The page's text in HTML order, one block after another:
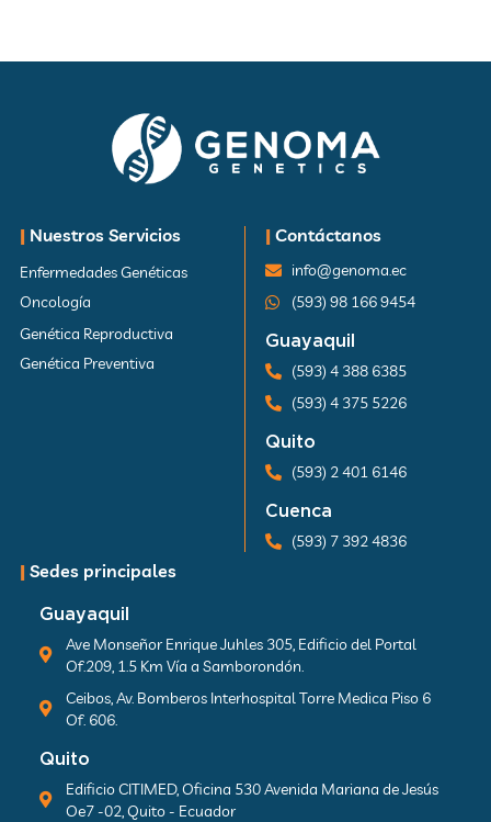
| Nuestros Servicios
Enfermedades Genéticas
Oncología
Genética Reproductiva
Genética Preventiva
| Contáctanos
info@genoma.ec
(593) 98 166 9454
Guayaquil
(593) 4 388 6385
(593) 4 375 5226
Quito
(593) 2 401 6146
Cuenca
(593) 7 392 4836
| Sedes principales
Guayaquil
Ave Monseñor Enrique Juhles 305, Edificio del Portal
Of.209, 1.5 Km Vía a Samborondón.
Ceibos, Av. Bomberos Interhospital Torre Medica Piso 6
Of. 606.
Quito
Edificio CITIMED, Oficina 530 Avenida Mariana de Jesús
Oe7 -02, Quito - Ecuador